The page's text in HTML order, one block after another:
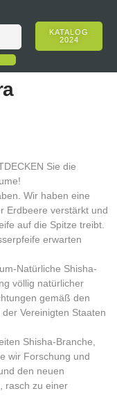
KATALOG
2024
Sie die
Wir haben eine
Erdbeere verstärkt und
auf die Spitze treibt.
erwarten
Natürliche Shisha-
völlig natürlicher
gemäß den
Vereinigten Staaten
Shisha-Branche,
wir Forschung und
den neuen
rasch zu einer